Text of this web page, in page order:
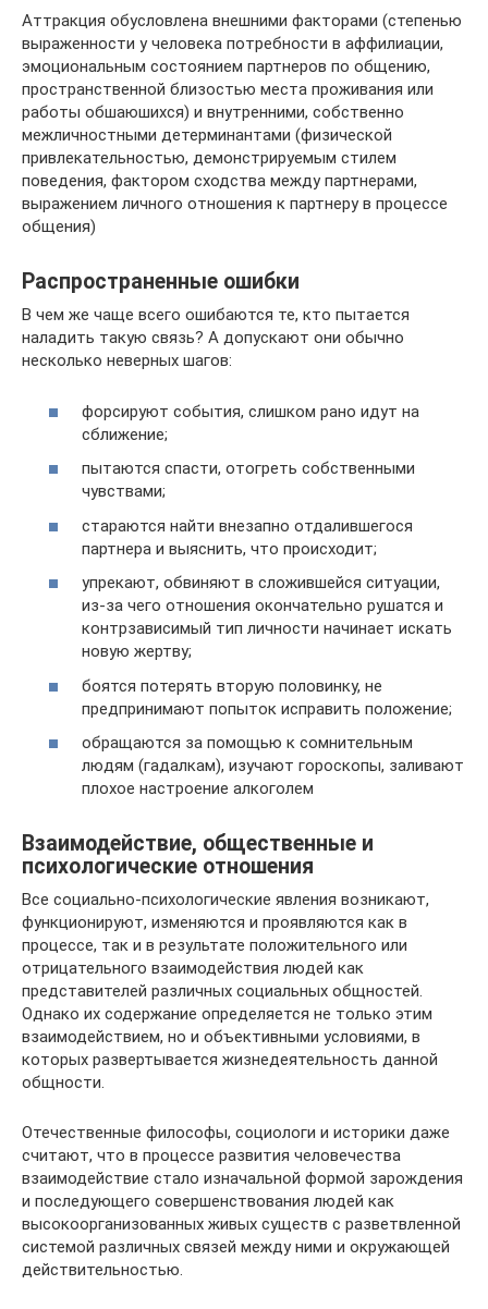
Аттракция обусловлена внешними факторами (степенью
выраженности у человека потребности в аффилиации,
эмоциональным состоянием партнеров по общению,
пространственной близостью места проживания или
работы обшаюшихся) и внутренними, собственно
межличностными детерминантами (физической
привлекательностью, демонстрируемым стилем
поведения, фактором сходства между партнерами,
выражением личного отношения к партнеру в процессе
общения)
Распространенные ошибки
В чем же чаще всего ошибаются те, кто пытается
наладить такую связь? А допускают они обычно
несколько неверных шагов:
форсируют события, слишком рано идут на
сближение;
пытаются спасти, отогреть собственными
чувствами;
стараются найти внезапно отдалившегося
партнера и выяснить, что происходит;
упрекают, обвиняют в сложившейся ситуации,
из-за чего отношения окончательно рушатся и
контрзависимый тип личности начинает искать
новую жертву;
боятся потерять вторую половинку, не
предпринимают попыток исправить положение;
обращаются за помощью к сомнительным
людям (гадалкам), изучают гороскопы, заливают
плохое настроение алкоголем
Взаимодействие, общественные и
психологические отношения
Все социально-психологические явления возникают,
функционируют, изменяются и проявляются как в
процессе, так и в результате положительного или
отрицательного взаимодействия людей как
представителей различных социальных общностей.
Однако их содержание определяется не только этим
взаимодействием, но и объективными условиями, в
которых развертывается жизнедеятельность данной
общности.
Отечественные философы, социологи и историки даже
считают, что в процессе развития человечества
взаимодействие стало изначальной формой зарождения
и последующего совершенствования людей как
высокоорганизованных живых существ с разветвленной
системой различных связей между ними и окружающей
действительностью.